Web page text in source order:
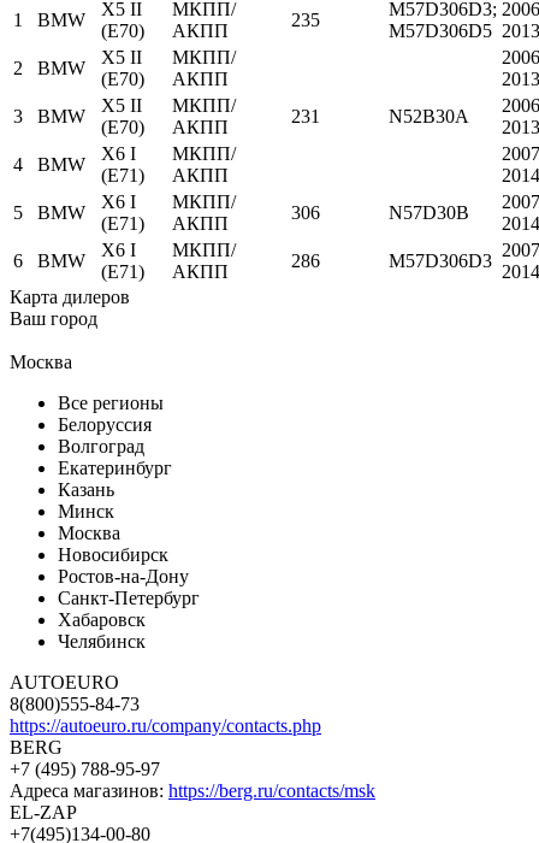
1 BMW
X5 II
(E70)
МКПП/
АКПП
235
M57D306D3;
M57D306D5 2013
2
BMW
X5 II
(E70)
МКПП/
АКПП
2013
3
BMW
X5 II
(E70)
МКПП/
АКПП
231 N52B30A
2013
4
BMW
X6 I
(E71)
МКПП/
АКПП
2014
5
BMW
X6 I
(E71)
МКПП/
АКПП
306 N57D30B
2014
6
BMW
X6 I
(E71)
МКПП/
АКПП
286 M57D306D3
2014
Карта дилеров
Ваш город
Москва
Все регионы
Белоруссия
Волгоград
Екатеринбург
Казань
Минск
Москва
Новосибирск
Ростов-на-Дону
Санкт-Петербург
Хабаровск
Челябинск
AUTOEURO
8(800)555-84-73
https://autoeuro.ru/company/contacts.php
BERG
+7 (495) 788-95-97
Адреса магазинов: https://berg.ru/contacts/msk
EL-ZAP
+7(495)134-00-80